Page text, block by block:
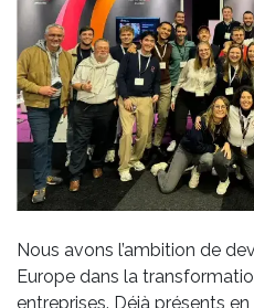
Nous avons l’ambition de
Europe dans la
entreprises. Déjà présents